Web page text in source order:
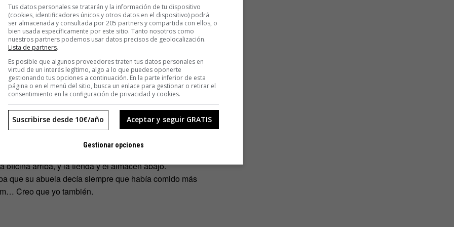
seco y secreto”.
asegura el gaditano. “Pancracio es una marca de
cariño, de estilo, de calidad. Nos importa mucho que los
sacamos otro aspecto que deberías conocer de la marca.
“Lanzamos gamas de otros productos pero siempre
algo que esté en el mismo ámbito, en la misma órbita”.
originales”. Eso es, sardinas de chocolate, caviar de
y salado recubierto de chocolate con leche y lacado en
chocolate negro y lacado en color rosa metálico…
oficina arriba, y la tienda y el almacén abajo.
que su abuela decía siempre que había comido más
Creo que yo también.
Tus datos personales se tratarán y la información de tu dispositivo
(cookies, identificadores únicos y otros datos en el dispositivo) podrá
ser almacenada y consultada por 205 partners y compartida con ellos, o
bien usada específicamente por este sitio. Tanto nosotros como
nuestros partners podemos usar datos precisos de geolocalización.
Lista de partners.
Es posible que algunos proveedores traten tus datos personales en
virtud de un interés legítimo, algo a lo que puedes oponerte
gestionando tus opciones a continuación. En la parte inferior de esta
página o en el menú del sitio, busca un enlace para gestionar o retirar el
consentimiento en la configuración de privacidad y cookies.
Aceptar y seguir GRATIS
Suscribirse desde 10€/año
Gestionar opciones